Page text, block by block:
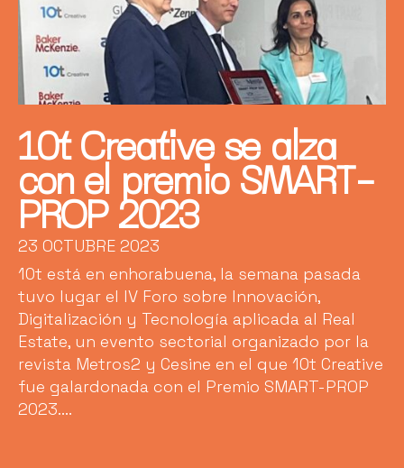
10t Creative se alza
con el premio SMART-
PROP 2023
23 OCTUBRE 2023
10t está en enhorabuena, la semana pasada
tuvo lugar el IV Foro sobre Innovación,
Digitalización y Tecnología aplicada al Real
Estate, un evento sectorial organizado por la
revista Metros2 y Cesine en el que 10t Creative
fue galardonada con el Premio SMART-PROP
2023....